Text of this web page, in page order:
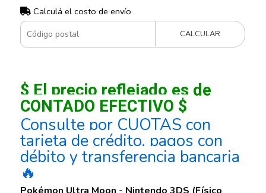
Calculá el costo de envío
CALCULAR
$ El precio reflejado es de
CONTADO EFECTIVO $
Consulte por CUOTAS con
tarjeta de crédito, pagos con
débito y transferencia bancaria
🔥